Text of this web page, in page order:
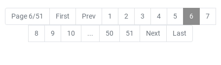
Page 6/51 First Prev 1 2 3 4 5 6 7
8 9 10 ... 50 51 Next Last